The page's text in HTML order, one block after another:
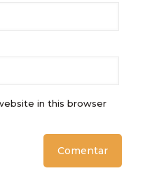
in this browser